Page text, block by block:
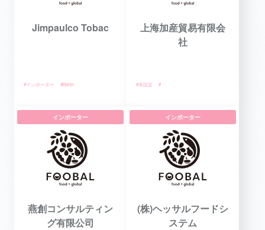
Jimpaulco Tobac
#インポーター #Benin
上海加産貿易有限会
社
#未設定 #
インポーター
燕創コンサルティン
グ有限公司
インポーター
(株)ヘッサルフードシ
ステム